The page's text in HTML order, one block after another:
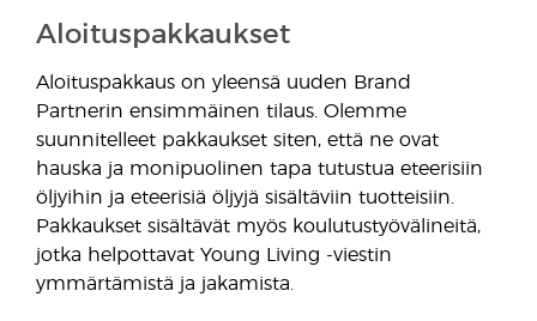
Aloituspakkaukset
Aloituspakkaus on yleensä uuden Brand
Partnerin ensimmäinen tilaus. Olemme
suunnitelleet pakkaukset siten, että ne ovat
hauska ja monipuolinen tapa tutustua eteerisiin
öljyihin ja eteerisiä öljyjä sisältäviin tuotteisiin.
Pakkaukset sisältävät myös koulutustyövälineitä,
jotka helpottavat Young Living -viestin
ymmärtämistä ja jakamista.